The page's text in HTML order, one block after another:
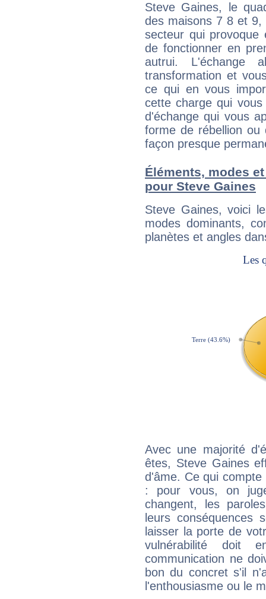
Steve Gaines, le
des maisons 7 8 et
secteur qui provoque
de fonctionner en
autrui. L'échange
transformation et
ce qui en vous
cette charge qui
d'échange qui vous
forme de rébellion ou
façon presque
Éléments, modes
pour Steve Gaines
Steve Gaines, voici
modes dominants,
planètes et angles
Avec une majorité
êtes, Steve Gaines
d'âme. Ce qui
: pour vous, on
changent, les
leurs conséquences
laisser la porte de
vulnérabilité doit
communication ne
bon du concret s'il
l'enthousiasme ou le